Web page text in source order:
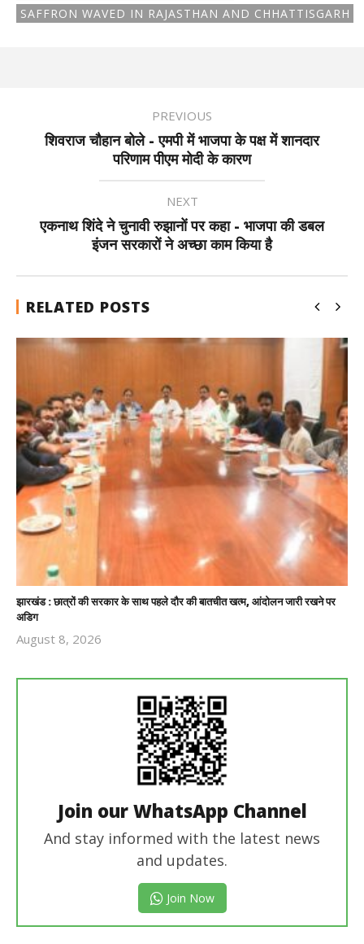
SAFFRON WAVED IN RAJASTHAN AND CHHATTISGARH
PREVIOUS
शिवराज चौहान बोले - एमपी में भाजपा के पक्ष में शानदार
परिणाम पीएम मोदी के कारण
NEXT
एकनाथ शिंदे ने चुनावी रुझानों पर कहा - भाजपा की डबल
इंजन सरकारों ने अच्छा काम किया है
RELATED POSTS
झारखंड : छात्रों की सरकार के साथ पहले दौर की बातचीत खत्म, आंदोलन जारी रखने पर
अडिग
August 8, 2026
Join our WhatsApp Channel
And stay informed with the latest news
and updates.
Join Now